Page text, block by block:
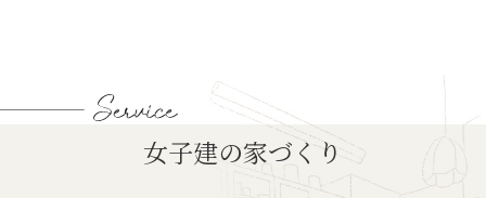
Service
女子建の家づくり